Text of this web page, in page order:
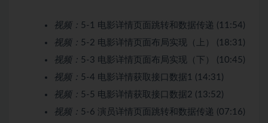
视频： 5-1 电影详情页面跳转和数据传递 (11:54)
视频： 5-2 电影详情页面布局实现（上） (18:31)
视频： 5-3 电影详情页面布局实现（下） (10:45)
视频： 5-4 电影详情获取接口数据1 (14:31)
视频： 5-5 电影详情获取接口数据2 (13:52)
视频： 5-6 演员详情页面跳转和数据传递 (07:16)